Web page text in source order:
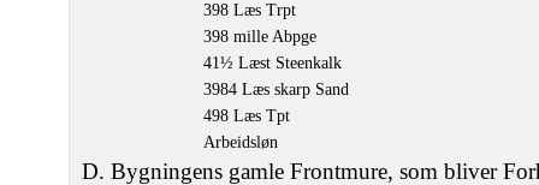
398 Læs Trpt
398 mille Abpge
41½ Læst Steenkalk
3984 Læs skarp Sand
498 Læs Tpt
Arbeidsløn
D. Bygningens gamle Frontmure, som bliver